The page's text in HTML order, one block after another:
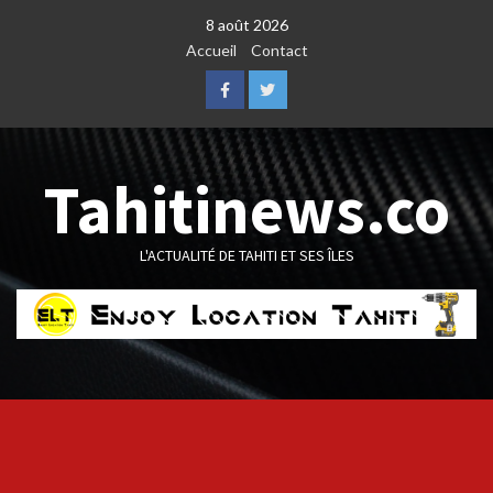
8 août 2026
Accueil
Contact
FacebookTwitter
Tahitinews.co
L'ACTUALITÉ DE TAHITI ET SES ÎLES